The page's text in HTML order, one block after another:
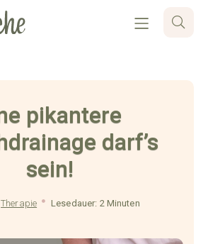
pikantere
darf’s
sein!
Therapie Lesedauer: 2 Minuten